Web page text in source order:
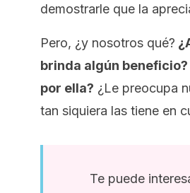
demostrarle que la
Pero, ¿y nosotros qué?
brinda algún
por ella? ¿Le preocupa
tan siquiera las tiene en
Te puede